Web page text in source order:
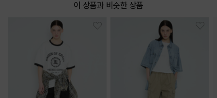
이 상품과 비슷한 상품